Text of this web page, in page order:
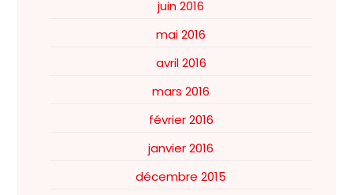
juin 2016
mai 2016
avril 2016
mars 2016
février 2016
janvier 2016
décembre 2015